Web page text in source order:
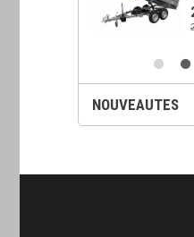
NOUVEAUTES